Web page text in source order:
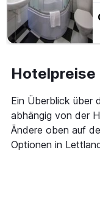
Hotelpreise
Ein Überblick über
abhängig von der
Ändere oben auf
Optionen in